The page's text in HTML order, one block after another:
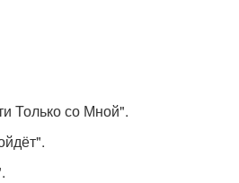
Только со Мной".